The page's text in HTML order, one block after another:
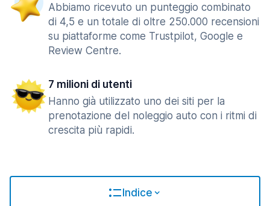
Abbiamo ricevuto un punteggio combinato
di 4,5 e un totale di oltre 250.000 recensioni
su piattaforme come Trustpilot, Google e
Review Centre.
7 milioni di utenti
Hanno già utilizzato uno dei siti per la
prenotazione del noleggio auto con i ritmi di
crescita più rapidi.
Indice